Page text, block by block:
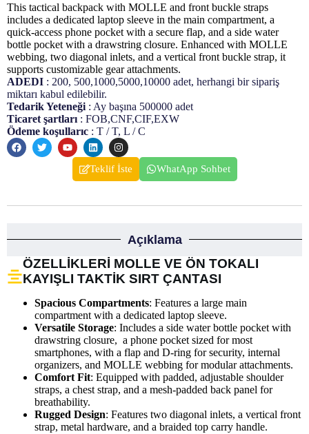
This tactical backpack with MOLLE and front buckle straps
includes a dedicated laptop sleeve in the main compartment, a
quick-access phone pocket with a secure flap, and a side water
bottle pocket with a drawstring closure. Enhanced with MOLLE
webbing, two diagonal inlets, and a vertical front buckle strap, it
supports customizable gear attachments.
ADEDI : 200, 500,1000,5000,10000 adet, herhangi bir sipariş
miktarı kabul edilebilir.
Tedarik Yeteneği : Ay başına 500000 adet
Ticaret şartları : FOB,CNF,CIF,EXW
Ödeme koşullarıc : T / T, L / C
Teklif İste WhatApp Sohbet
Açıklama
ÖZELLIKLERI MOLLE VE ÖN TOKALI
KAYIŞLI TAKTIK SIRT ÇANTASI
Spacious Compartments: Features a large main
compartment with a dedicated laptop sleeve.
Versatile Storage: Includes a side water bottle pocket with
drawstring closure, a phone pocket sized for most
smartphones, with a flap and D-ring for security, internal
organizers, and MOLLE webbing for modular attachments.
Comfort Fit: Equipped with padded, adjustable shoulder
straps, a chest strap, and a mesh-padded back panel for
breathability.
Rugged Design: Features two diagonal inlets, a vertical front
strap, metal hardware, and a braided top carry handle.